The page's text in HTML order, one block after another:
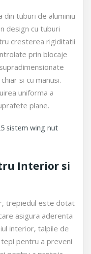
tuburi de aluminiu
design cu tuburi
cresterea rigiditatii
prin blocaje
si cu manusi.
uniforma a
plane.
Interior si
trepiedul este dotat
asigura aderenta
interior, talpile de
pentru a preveni